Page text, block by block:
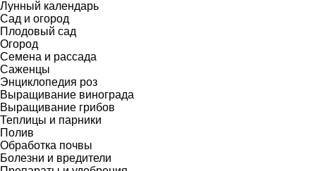
Лунный календарь
Сад и огород
Плодовый сад
Огород
Семена и рассада
Саженцы
Энциклопедия роз
Выращивание винограда
Выращивание грибов
Теплицы и парники
Полив
Обработка почвы
Болезни и вредители